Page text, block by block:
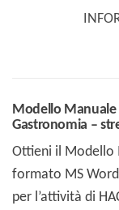
Modello Manuale
Gastronomia –
Ottieni il Modello
formato MS
per l’attività di